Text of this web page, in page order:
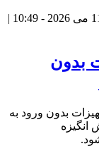
بدون
بدون ورود به
انگیزه